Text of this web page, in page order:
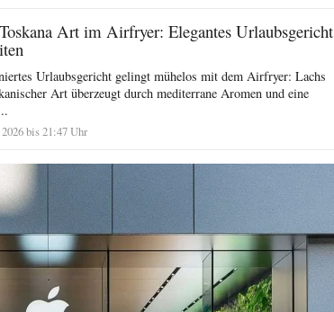
Art im Airfryer: Elegantes Urlaubsgericht
Urlaubsgericht gelingt mühelos mit dem Airfryer: Lachs
Art überzeugt durch mediterrane Aromen und eine
bis 21:47 Uhr